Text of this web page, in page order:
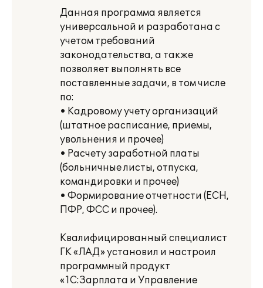
Данная программа является
универсальной и разработана с
учетом требований
законодательства, а также
позволяет выполнять все
поставленные задачи, в том числе
по:
• Кадровому учету организаций
(штатное расписание, приемы,
увольнения и прочее)
• Расчету заработной платы
(больничные листы, отпуска,
командировки и прочее)
• Формирование отчетности (ЕСН,
ПФР, ФСС и прочее).
Квалифицированный специалист
ГК «ЛАД» установил и настроил
программный продукт
«1С:Зарплата и Управление